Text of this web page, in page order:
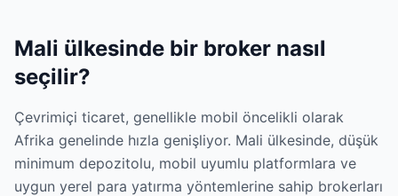
Mali ülkesinde bir broker nasıl
seçilir?
Çevrimiçi ticaret, genellikle mobil öncelikli olarak
Afrika genelinde hızla genişliyor. Mali ülkesinde, düşük
minimum depozitolu, mobil uyumlu platformlara ve
uygun yerel para yatırma yöntemlerine sahip brokerları